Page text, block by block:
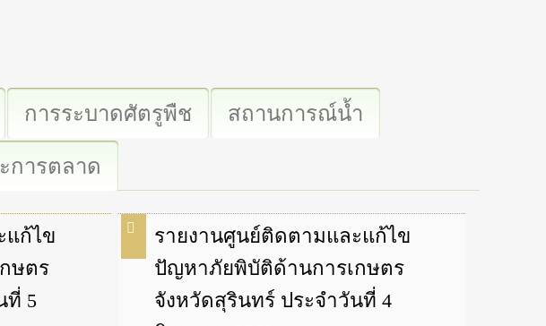
การระบาดศัตรูพืช สถานการณ์น้ำ
การตลาด
แก้ไข
ษตร
ที่ 5
รายงานศูนย์ติดตามและแก้ไข
ปัญหาภัยพิบัติด้านการเกษตร
จังหวัดสุรินทร์ ประจำวันที่ 4